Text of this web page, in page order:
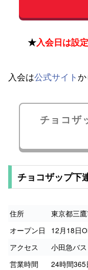
★入会日は設
入会は公式サイト
チョコザ
チョコザップ下
住所
東京都三
オープン日
12月18日
アクセス
小田急バ
営業時間
24時間365